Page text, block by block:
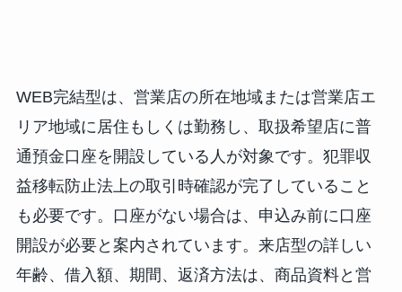
WEB完結型は、営業店の所在地域または営業店エ
リア地域に居住もしくは勤務し、取扱希望店に普
通預金口座を開設している人が対象です。犯罪収
益移転防止法上の取引時確認が完了していること
も必要です。口座がない場合は、申込み前に口座
開設が必要と案内されています。来店型の詳しい
年齢、借入額、期間、返済方法は、商品資料と営